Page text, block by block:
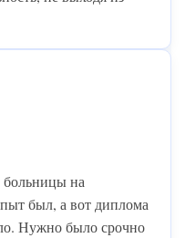
больницы на
был, а вот диплома
Нужно было срочно